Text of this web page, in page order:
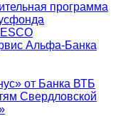
программа
Альфа-Банка
от Банка ВТБ
Свердловской